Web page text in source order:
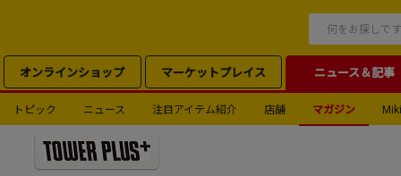
オンラインショップ マーケットプレイス ニュース＆記事
トピック ニュース 注目アイテム紹介 店舗 マガジン